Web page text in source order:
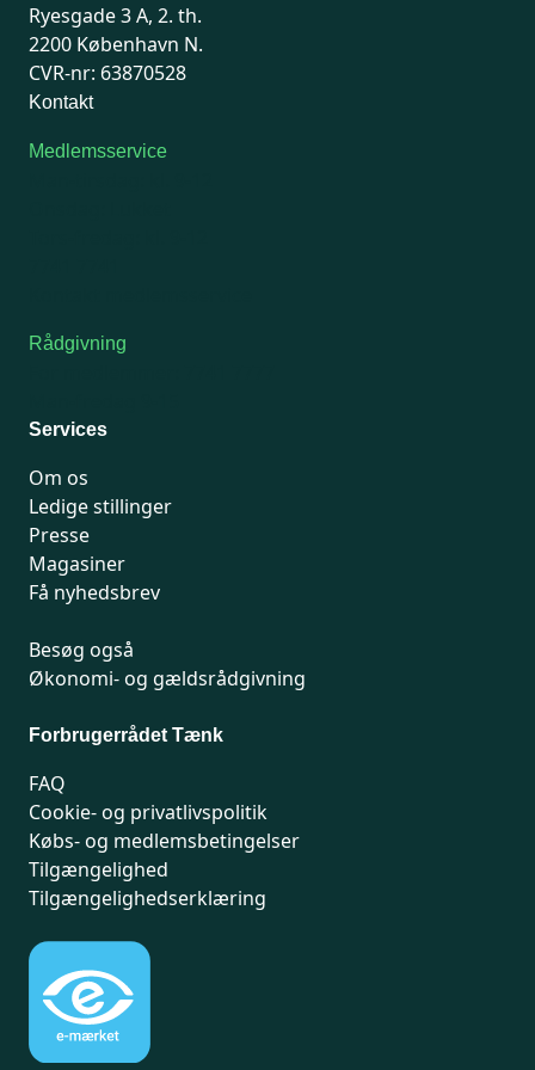
Ryesgade 3 A, 2. th.
2200 København N.
CVR-nr: 63870528
Kontakt
Medlemsservice
Rådgivning
Services
Om os
Ledige stillinger
Presse
Magasiner
Få nyhedsbrev
Besøg også
Økonomi- og gældsrådgivning
Forbrugerrådet Tænk
FAQ
Cookie- og privatlivspolitik
Købs- og medlemsbetingelser
Tilgængelighed
Tilgængelighedserklæring